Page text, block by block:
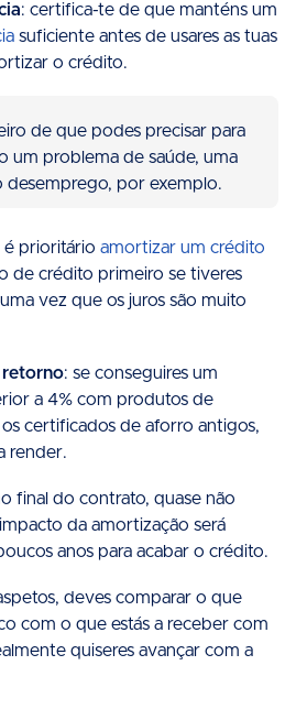
: certifica-te de que manténs um
suficiente antes de usares as tuas
o crédito.
de que podes precisar para
um problema de saúde, uma
desemprego, por exemplo.
é prioritário amortizar um crédito
de crédito primeiro se tiveres
vez que os juros são muito
retorno: se conseguires um
a 4% com produtos de
certificados de aforro antigos,
render.
final do contrato, quase não
da amortização será
anos para acabar o crédito.
deves comparar o que
com o que estás a receber com
quiseres avançar com a